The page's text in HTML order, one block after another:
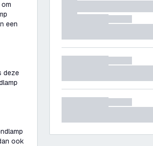
een
deze
ook